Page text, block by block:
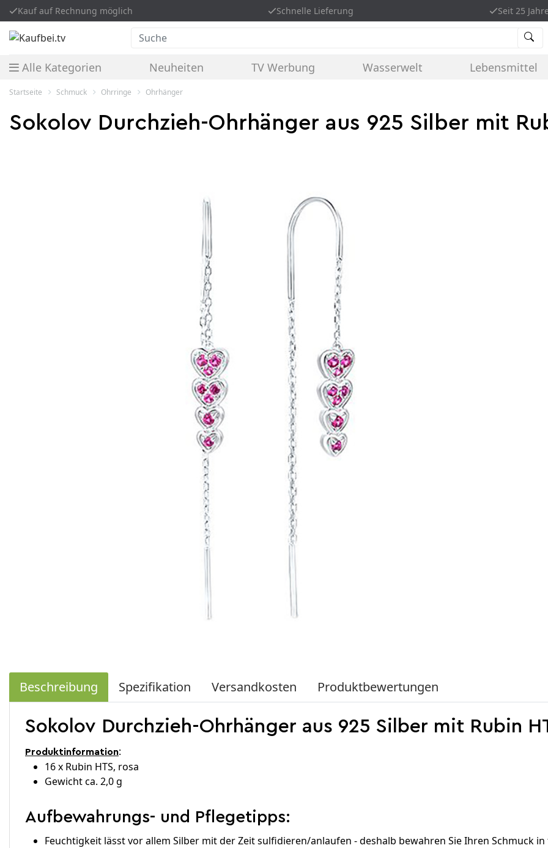
Kauf auf Rechnung möglich Schnelle Lieferung Seit 25
Suche
Alle Kategorien Neuheiten TV Werbung Wasserwelt Lebensmittel
Startseite Schmuck Ohrringe Ohrhänger
Sokolov Durchzieh-Ohrhänger aus 925 Silber mit
Beschreibung Spezifikation Versandkosten Produktbewertungen
Sokolov Durchzieh-Ohrhänger aus 925 Silber mit Rubin
Produktinformation:​
16 x Rubin HTS, rosa
Gewicht ca. 2,0 g
Aufbewahrungs- und Pflegetipps:
Feuchtigkeit lässt vor allem Silber mit der Zeit sulfidieren/anlaufen - deshalb bewahren Sie Ihren Schmuck